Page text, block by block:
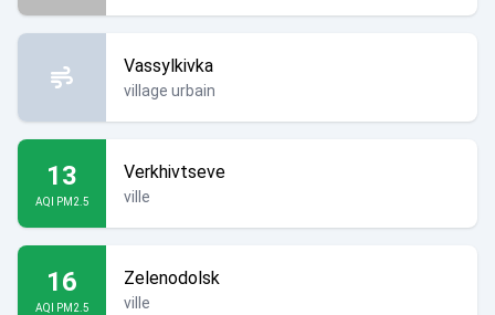
Vassylkivka
village urbain
13
AQI PM2.5
Verkhivtseve
ville
16
AQI PM2.5
Zelenodolsk
ville